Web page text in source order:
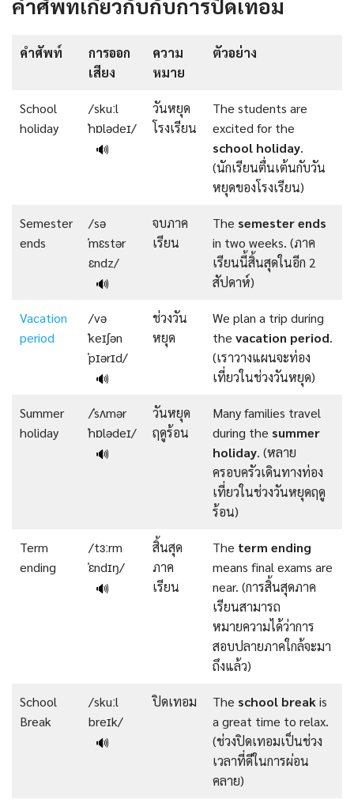
คำศัพท์เกี่ยวกับกับการปิดเทอม
คําศัพท์
การออก
เสียง
ความ
หมาย
ตัวอย่าง
School
holiday
/skuːl
ˈhɒlədeɪ/
🔊
วันหยุด
โรงเรียน
The students are
excited for the
school holiday.
(นักเรียนตื่นเต้นกับวัน
หยุดของโรงเรียน)
Semester
ends
/sə
ˈmɛstər
ɛndz/
🔊
จบภาค
เรียน
The semesterends
in two weeks. (ภาค
เรียนนี้สิ้นสุดในอีก 2
สัปดาห์)
Vacation
period
/və
ˈkeɪʃən
ˈpɪərɪd/
🔊
ช่วงวัน
หยุด
We plan a trip during
the vacation period.
(เราวางแผนจะท่อง
เที่ยวในช่วงวันหยุด)
Summer
holiday
/ˈsʌmər
ˈhɒlədeɪ/
🔊
วันหยุด
ฤดูร้อน
Many families travel
during the summer
holiday. (หลาย
ครอบครัวเดินทางท่อง
เที่ยวในช่วงวันหยุดฤดู
ร้อน)
Term
ending
/tɜːrm
ˈɛndɪŋ/
🔊
สิ้นสุด
ภาค
เรียน
The term ending
means final exams are
near. (การสิ้นสุดภาค
เรียนสามารถ
หมายความได้ว่าการ
สอบปลายภาคใกล้จะมา
ถึงแล้ว)
School
Break
/skuːl
breɪk/
🔊
ปิดเทอม The school breakis
a great time to relax.
(ช่วงปิดเทอมเป็นช่วง
เวลาที่ดีในการผ่อน
คลาย)